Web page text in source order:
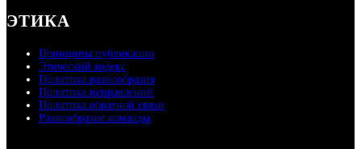
ЭТИКА
Принципы публикации
Этический кодекс
Политика разнообразия
Политика исправлений
Политика обратной связи
Разнообразие команды